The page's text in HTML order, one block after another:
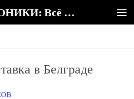
СЕРБСКИЕ ХРОНИКИ: Всё о Сербии
в Белграде